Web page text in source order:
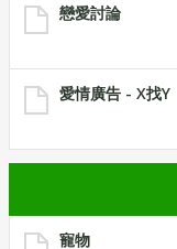
戀愛討論
愛情廣告 - X找Y
寵物